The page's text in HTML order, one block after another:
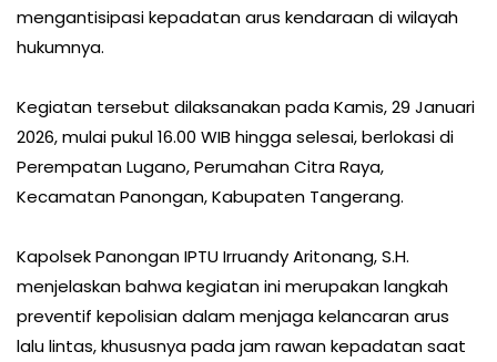
mengantisipasi kepadatan arus kendaraan di wilayah
hukumnya.
Kegiatan tersebut dilaksanakan pada Kamis, 29 Januari
2026, mulai pukul 16.00 WIB hingga selesai, berlokasi di
Perempatan Lugano, Perumahan Citra Raya,
Kecamatan Panongan, Kabupaten Tangerang.
Kapolsek Panongan IPTU Irruandy Aritonang, S.H.
menjelaskan bahwa kegiatan ini merupakan langkah
preventif kepolisian dalam menjaga kelancaran arus
lalu lintas, khususnya pada jam rawan kepadatan saat